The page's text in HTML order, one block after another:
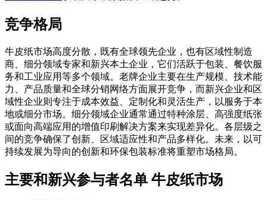
竞争格局
牛皮纸市场高度分散，既有全球领先企业，也有区域性制造
商、细分领域专家和新兴本土企业，它们活跃于包装、餐饮服
务和工业应用等多个领域。老牌企业主要在生产规模、技术能
力、产品质量和全球分销网络方面展开竞争，而新兴企业和区
域性企业则专注于成本效益、定制化和灵活生产，以服务于本
地或细分市场。细分领域企业通常通过特种涂层、高强度纸张
或面向高端应用的增值印刷解决方案来实现差异化。各层级之
间的竞争确保了创新、区域适应性和产品多样化。未来，以可
持续发展为导向的创新和环保包装标准将重塑市场格局。
主要和新兴参与者名单 牛皮纸市场